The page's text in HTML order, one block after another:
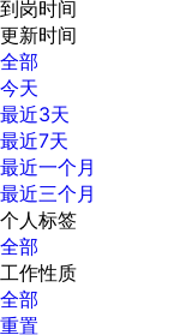
到岗时间
更新时间
全部
今天
最近3天
最近7天
最近一个月
最近三个月
个人标签
全部
工作性质
全部
重置